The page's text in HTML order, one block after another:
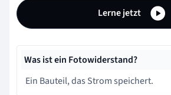
Lerne jetzt
Was ist ein Fotowiderstand?
Ein Bauteil, das Strom speichert.